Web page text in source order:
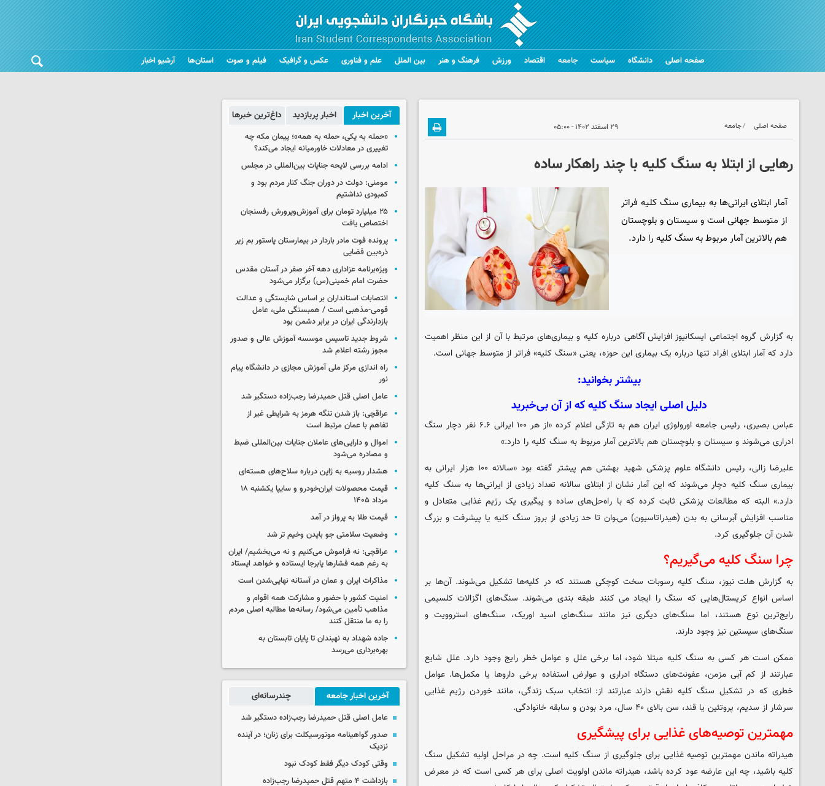
صفحه اصلی دانشگاه سیاست جامعه اقتصاد ورزش فرهنگ و هنر بین الملل علم و فناوری عکس و گرافیک فیلم و صوت استان‌ها آرشیو اخبار
صفحه اصلی جامعه ۲۹ اسفند ۱۴۰۲ - ۰۵:۰۰
رهایی از ابتلا به سنگ کلیه با چند راهکار ساده
آمار ابتلای ایرانی‌ها به بیماری سنگ کلیه فراتر
از متوسط جهانی است و سیستان و بلوچستان
هم بالاترین آمار مربوط به سنگ کلیه را دارد.
به گزارش گروه اجتماعی ایسکانیوزافزایش آگاهی درباره کلیه و بیماری‌های مرتبط با آن از این منظر اهمیت
دارد که آمار ابتلای افراد تنها درباره یک بیماری این حوزه، یعنی «سنگ کلیه» فراتر از متوسط جهانی است.
بیشتر بخوانید:
دلیل اصلی ایجاد سنگ کلیه که از آن بی‌خبرید
عباس بصیری، رئیس جامعه اورولوژی ایران هم به تازگی اعلام کرده «از هر ۱۰۰ ایرانی ۶.۶ نفر دچار سنگ
ادراری می‌شوند و سیستان و بلوچستان هم بالاترین آمار مربوط به سنگ کلیه را دارد.»
علیرضا زالی، رئیس دانشگاه علوم پزشکی شهید بهشتی هم پیشتر گفته بود «سالانه ۱۰۰ هزار ایرانی به
بیماری سنگ کلیه دچار می‌شوند که این آمار نشان از ابتلای سالانه تعداد زیادی از ایرانی‌ها به سنگ کلیه
دارد.» البته که مطالعات پزشکی ثابت کرده که با راه‌حل‌های ساده و پیگیری یک رژیم غذایی متعادل و
مناسب افزایش آبرسانی به بدن (هیدراتاسیون) می‌ـوان تا حد زیادی از بروز سنگ کلیه یا پیشرفت و بزرگ
شدن آن جلوگیری کرد.
چرا سنگ کلیه می‌گیریم؟
به گزارش هلت نیوز، سنگ کلیه رسوبات سخت کوچکی هستند که در کلیه‌ها تشکیل می‌شوند. آن‌ها بر
اساس انواع کریستال‌هایی که سنگ را ایجاد می کنند طبقه بندی می‌شوند. سنگ‌های اگزالات کلسیمی
رایج‌ترین نوع هستند، اما سنگ‌های دیگری نیز مانند سنگ‌های اسید اوریک، سنگ‌های استروویت و
سنگ‌های سیستین نیز وجود دارند.
ممکن است هر کسی به سنگ کلیه مبتلا شود، اما برخی علل و عوامل خطر رایج وجود دارد. علل شایع
عبارتند از کم آبی مزمن، عفونت‌های دستگاه ادراری و عوارض استفاده برخی داروها یا مکمل‌ها. عوامل
خطری که در تشکیل سنگ کلیه نقش دارند عبارتند از: انتخاب سبک زندگی، مانند خوردن رژیم غذایی
سرشار از سدیم، پروتئین یا قند، سن بالای ۴۰ سال، مرد بودن و سابقه خانوادگی.
مهمترین توصیه‌های غذایی برای پیشگیری
هیدراته ماندن مهمترین توصیه غذایی برای جلوگیری از سنگ کلیه است. چه در مراحل اولیه تشکیل سنگ
کلیه باشید، چه این عارضه عود کرده باشد، هیدراته ماندن اولویت اصلی برای هر کسی است که در معرض
آخرین اخبار اخبار پربازدید داغ‌ترین خبرها
«حمله به یکی، حمله به همه»؛ پیمان مکه چه
تغییری در معادلات خاورمیانه ایجاد می‌کند؟
ادامه بررسی لایحه جنایات بین‌المللی در مجلس
مومنی: دولت در دوران جنگ کنار مردم بود و
کمبودی نداشتیم
۲۵ میلیارد تومان برای آموزش‌وپرورش رفسنجان
اختصاص یافت
پرونده فوت مادر باردار در بیمارستان پاستور بم زیر
ذره‌بین قضایی
ویژه‌برنامه عزاداری دهه آخر صفر در آستان مقدس
حضرت امام خمینی(س) برگزار می‌شود
انتصابات استانداران بر اساس شایستگی و عدالت
قومی-مذهبی است / همبستگی ملی، عامل
بازدارندگی ایران در برابر دشمن بود
شروط جدید تاسیس موسسه آموزش عالی و صدور
مجوز رشته اعلام شد
راه اندازی مرکز ملی آموزش مجازی در دانشگاه پیام
نور
عامل اصلی قتل حمیدرضا رجب‌زاده دستگیر شد
عراقچی: باز شدن تنگه هرمز به شرایطی غیر از
تفاهم با عمان مرتبط است
اموال و دارایی‌های عاملان جنایات بین‌المللی ضبط
و مصادره می‌شود
هشدار روسیه به ژاپن درباره سلاح‌های هسته‌ای
قیمت محصولات ایران‌خودرو و سایپا یکشنبه ۱۸
مرداد ۱۴۰۵
قیمت طلا به پرواز در آمد
وضعیت سلامتی جو بایدن وخیم تر شد
عراقچی: نه فراموش می‌کنیم و نه می‌بخشیم/ ایران
به رغم همه فشارها پابرجا ایستاده و خواهد ایستاد
مذاکرات ایران و عمان در آستانه نهایی‌شدن است
امنیت کشور با حضور و مشارکت همه اقوام و
مذاهب تأمین می‌شود/ رسانه‌ها مطالبه اصلی مردم
را به ما منتقل کنند
جاده شهداد به نهبندان تا پایان تابستان به
بهره‌برداری می‌رسد
آخرین اخبار جامعه چندرسانه‌ای
عامل اصلی قتل حمیدرضا رجب‌زاده دستگیر شد
صدور گواهینامه موتورسیکلت برای زنان؛ در آینده
نزدیک
وقتی کودک دیگر فقط کودک نبود
بازداشت ۴ متهم قتل حمیدرضا رجب‌زاده